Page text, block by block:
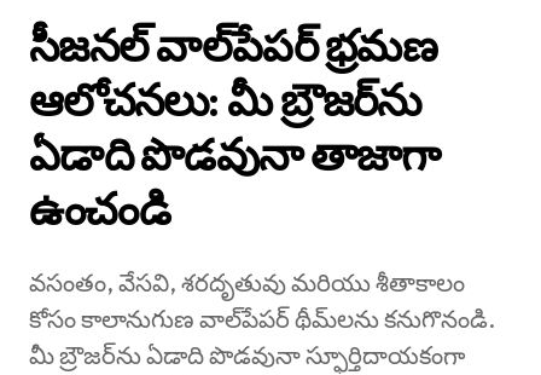
సీజనల్ వాల్‌పేపర్ భ్రమణ
ఆలోచనలు: మీ బ్రౌజర్‌ను
ఏడాది పొడవునా తాజాగా
ఉంచండి
వసంతం, వేసవి, శరదృతువు మరియు శీతాకాలం
కోసం కాలానుగుణ వాల్‌పేపర్ థీమ్‌లను కనుగొనండి.
మీ బ్రౌజర్‌ను ఏడాది పొడవునా స్ఫూర్తిదాయకంగా